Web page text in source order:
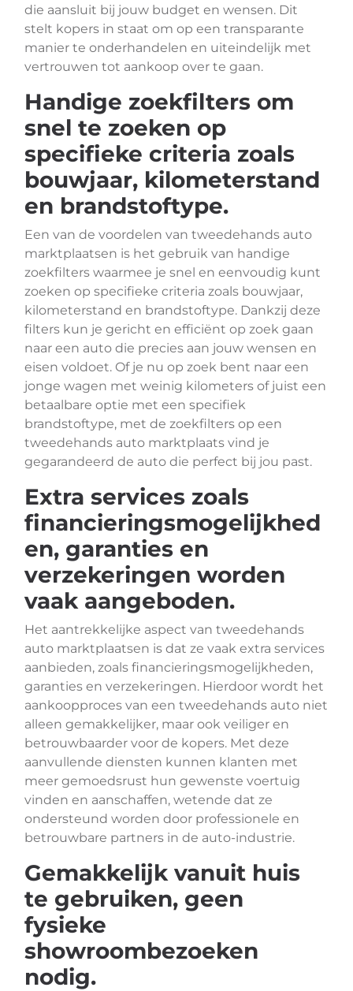
die aansluit bij jouw budget en wensen. Dit
stelt kopers in staat om op een transparante
manier te onderhandelen en uiteindelijk met
vertrouwen tot aankoop over te gaan.
Handige zoekfilters om
snel te zoeken op
specifieke criteria zoals
bouwjaar, kilometerstand
en brandstoftype.
Een van de voordelen van tweedehands auto
marktplaatsen is het gebruik van handige
zoekfilters waarmee je snel en eenvoudig kunt
zoeken op specifieke criteria zoals bouwjaar,
kilometerstand en brandstoftype. Dankzij deze
filters kun je gericht en efficiënt op zoek gaan
naar een auto die precies aan jouw wensen en
eisen voldoet. Of je nu op zoek bent naar een
jonge wagen met weinig kilometers of juist een
betaalbare optie met een specifiek
brandstoftype, met de zoekfilters op een
tweedehands auto marktplaats vind je
gegarandeerd de auto die perfect bij jou past.
Extra services zoals
financieringsmogelijkhed
en, garanties en
verzekeringen worden
vaak aangeboden.
Het aantrekkelijke aspect van tweedehands
auto marktplaatsen is dat ze vaak extra services
aanbieden, zoals financieringsmogelijkheden,
garanties en verzekeringen. Hierdoor wordt het
aankoopproces van een tweedehands auto niet
alleen gemakkelijker, maar ook veiliger en
betrouwbaarder voor de kopers. Met deze
aanvullende diensten kunnen klanten met
meer gemoedsrust hun gewenste voertuig
vinden en aanschaffen, wetende dat ze
ondersteund worden door professionele en
betrouwbare partners in de auto-industrie.
Gemakkelijk vanuit huis
te gebruiken, geen
fysieke
showroombezoeken
nodig.